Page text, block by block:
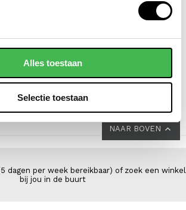
Alles toestaan
Selectie toestaan
/
leer
139,00
grote schoudertas /
saffiano nora
NAAR BOVEN
dagen per week bereikbaar) of zoek een winkel
bij jou in de buurt